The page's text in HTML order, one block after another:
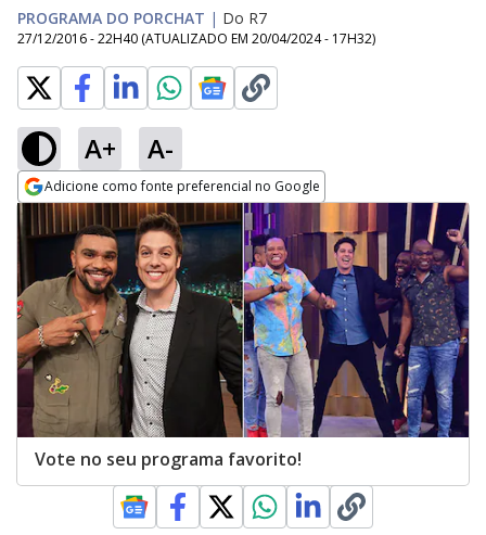
PROGRAMA DO PORCHAT | Do R7
27/12/2016 - 22H40 (ATUALIZADO EM 20/04/2024 - 17H32)
A+ A-
Adicione como fonte preferencial no Google
Opens in new window
Vote no seu programa favorito!